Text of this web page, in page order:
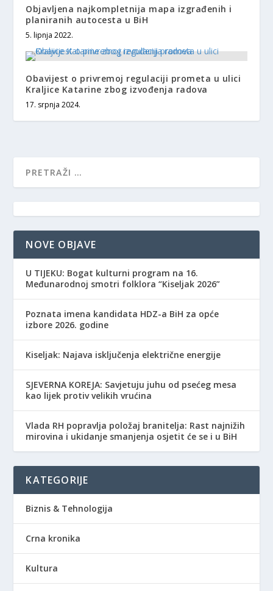
Objavljena najkompletnija mapa izgrađenih i
planiranih autocesta u BiH
5. lipnja 2022.
Obavijest o privremoj regulaciji prometa u ulici
Kraljice Katarine zbog izvođenja radova
17. srpnja 2024.
NOVE OBJAVE
​U TIJEKU: Bogat kulturni program na 16.
Međunarodnoj smotri folklora “Kiseljak 2026”
Poznata imena kandidata HDZ-a BiH za opće
izbore 2026. godine
Kiseljak: Najava isključenja električne energije
SJEVERNA KOREJA: Savjetuju juhu od psećeg mesa
kao lijek protiv velikih vrućina
Vlada RH popravlja položaj branitelja: Rast najnižih
mirovina i ukidanje smanjenja osjetit će se i u BiH
KATEGORIJE
Biznis & Tehnologija
Crna kronika
Kultura